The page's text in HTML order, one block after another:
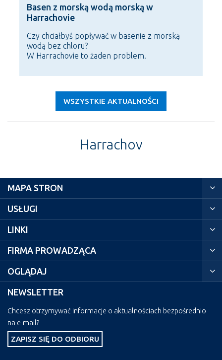
Basen z morską wodą morską w
Harrachovie
Czy chciałbyś popływać w basenie z morską
wodą bez chloru?
W Harrachovie to żaden problem.
WSZYSTKIE AKTUALNOŚCI
Harrachov
MAPA STRON
USŁUGI
LINKI
FIRMA PROWADZĄCA
OGLĄDAJ
NEWSLETTER
Chcesz otrzymywać informacje o aktualnościach bezpośrednio
na e-mail?
ZAPISZ SIĘ DO ODBIORU